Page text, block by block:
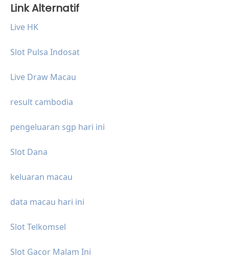
Link Alternatif
Live HK
Slot Pulsa Indosat
Live Draw Macau
result cambodia
pengeluaran sgp hari ini
Slot Dana
keluaran macau
data macau hari ini
Slot Telkomsel
Slot Gacor Malam Ini